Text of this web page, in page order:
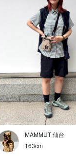
MAMMUT 仙台
163cm